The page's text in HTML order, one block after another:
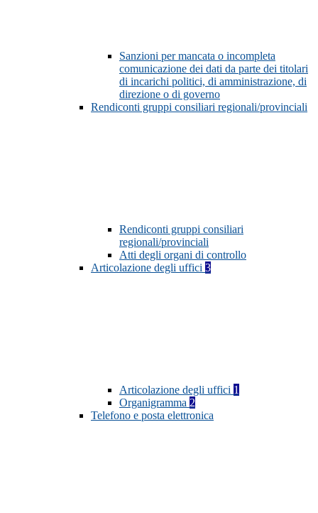
Sanzioni per mancata o incompleta
comunicazione dei dati da parte dei titolari
di incarichi politici, di amministrazione, di
direzione o di governo
Rendiconti gruppi consiliari regionali/provinciali
Rendiconti gruppi consiliari
regionali/provinciali
Atti degli organi di controllo
Articolazione degli uffici 3
Articolazione degli uffici 1
Organigramma 2
Telefono e posta elettronica